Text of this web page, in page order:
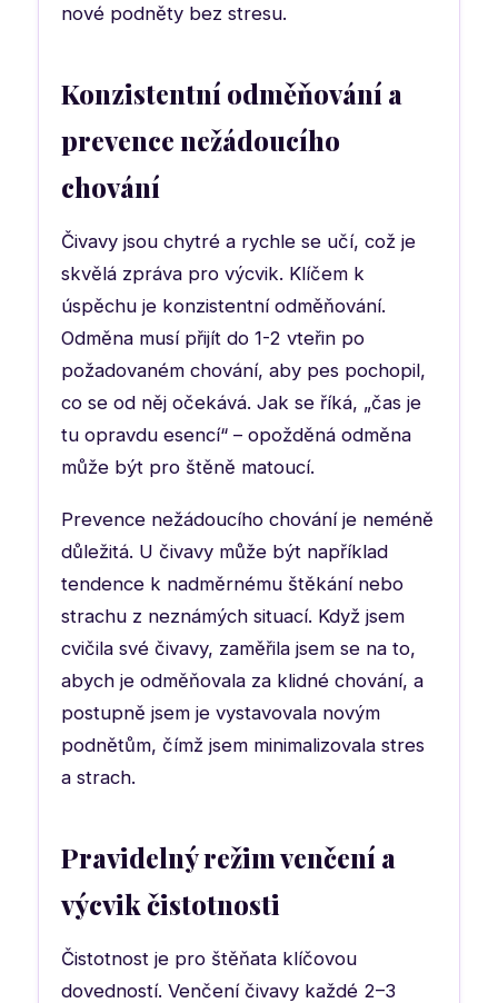
nové podněty bez stresu.
Konzistentní odměňování a
prevence nežádoucího
chování
Čivavy jsou chytré a rychle se učí, což je
skvělá zpráva pro výcvik. Klíčem k
úspěchu je konzistentní odměňování.
Odměna musí přijít do 1-2 vteřin po
požadovaném chování, aby pes pochopil,
co se od něj očekává. Jak se říká, „čas je
tu opravdu esencí“ – opožděná odměna
může být pro štěně matoucí.
Prevence nežádoucího chování je neméně
důležitá. U čivavy může být například
tendence k nadměrnému štěkání nebo
strachu z neznámých situací. Když jsem
cvičila své čivavy, zaměřila jsem se na to,
abych je odměňovala za klidné chování, a
postupně jsem je vystavovala novým
podnětům, čímž jsem minimalizovala stres
a strach.
Pravidelný režim venčení a
výcvik čistotnosti
Čistotnost je pro štěňata klíčovou
dovedností. Venčení čivavy každé 2–3